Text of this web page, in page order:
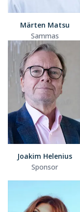
Märten Matsu
Sammas
Joakim Helenius
Sponsor